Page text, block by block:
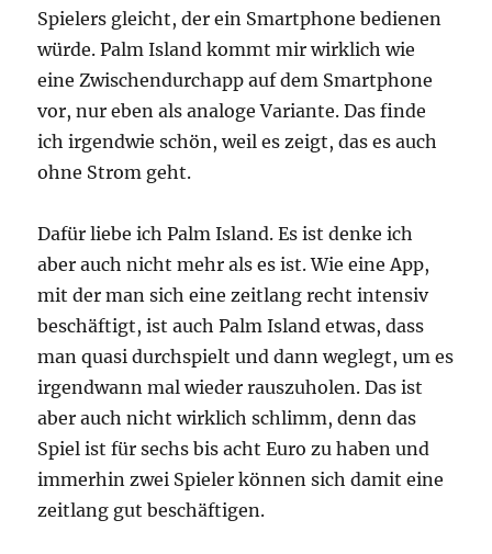
Spielers gleicht, der ein Smartphone bedienen
würde. Palm Island kommt mir wirklich wie
eine Zwischendurchapp auf dem Smartphone
vor, nur eben als analoge Variante. Das finde
ich irgendwie schön, weil es zeigt, das es auch
ohne Strom geht.
Dafür liebe ich Palm Island. Es ist denke ich
aber auch nicht mehr als es ist. Wie eine App,
mit der man sich eine zeitlang recht intensiv
beschäftigt, ist auch Palm Island etwas, dass
man quasi durchspielt und dann weglegt, um es
irgendwann mal wieder rauszuholen. Das ist
aber auch nicht wirklich schlimm, denn das
Spiel ist für sechs bis acht Euro zu haben und
immerhin zwei Spieler können sich damit eine
zeitlang gut beschäftigen.